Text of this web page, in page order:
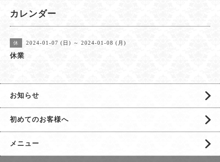
カレンダー
休 2024-01-07 (日) ～ 2024-01-08 (月)
休業
お知らせ
初めてのお客様へ
メニュー